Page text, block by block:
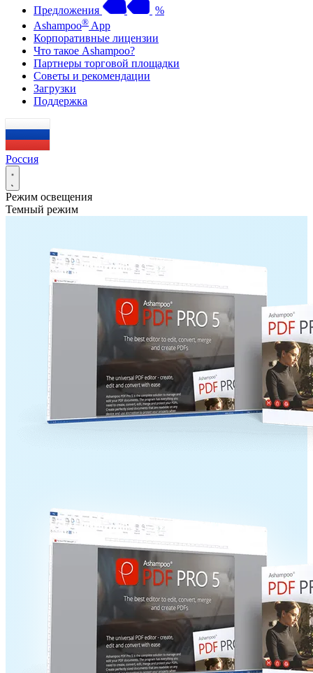
Предложения
%
Ashampoo® App
Корпоративные лицензии
Что такое Ashampoo?
Партнеры торговой площадки
Советы и рекомендации
Загрузки
Поддержка
Россия
Режим освещения
Темный режим